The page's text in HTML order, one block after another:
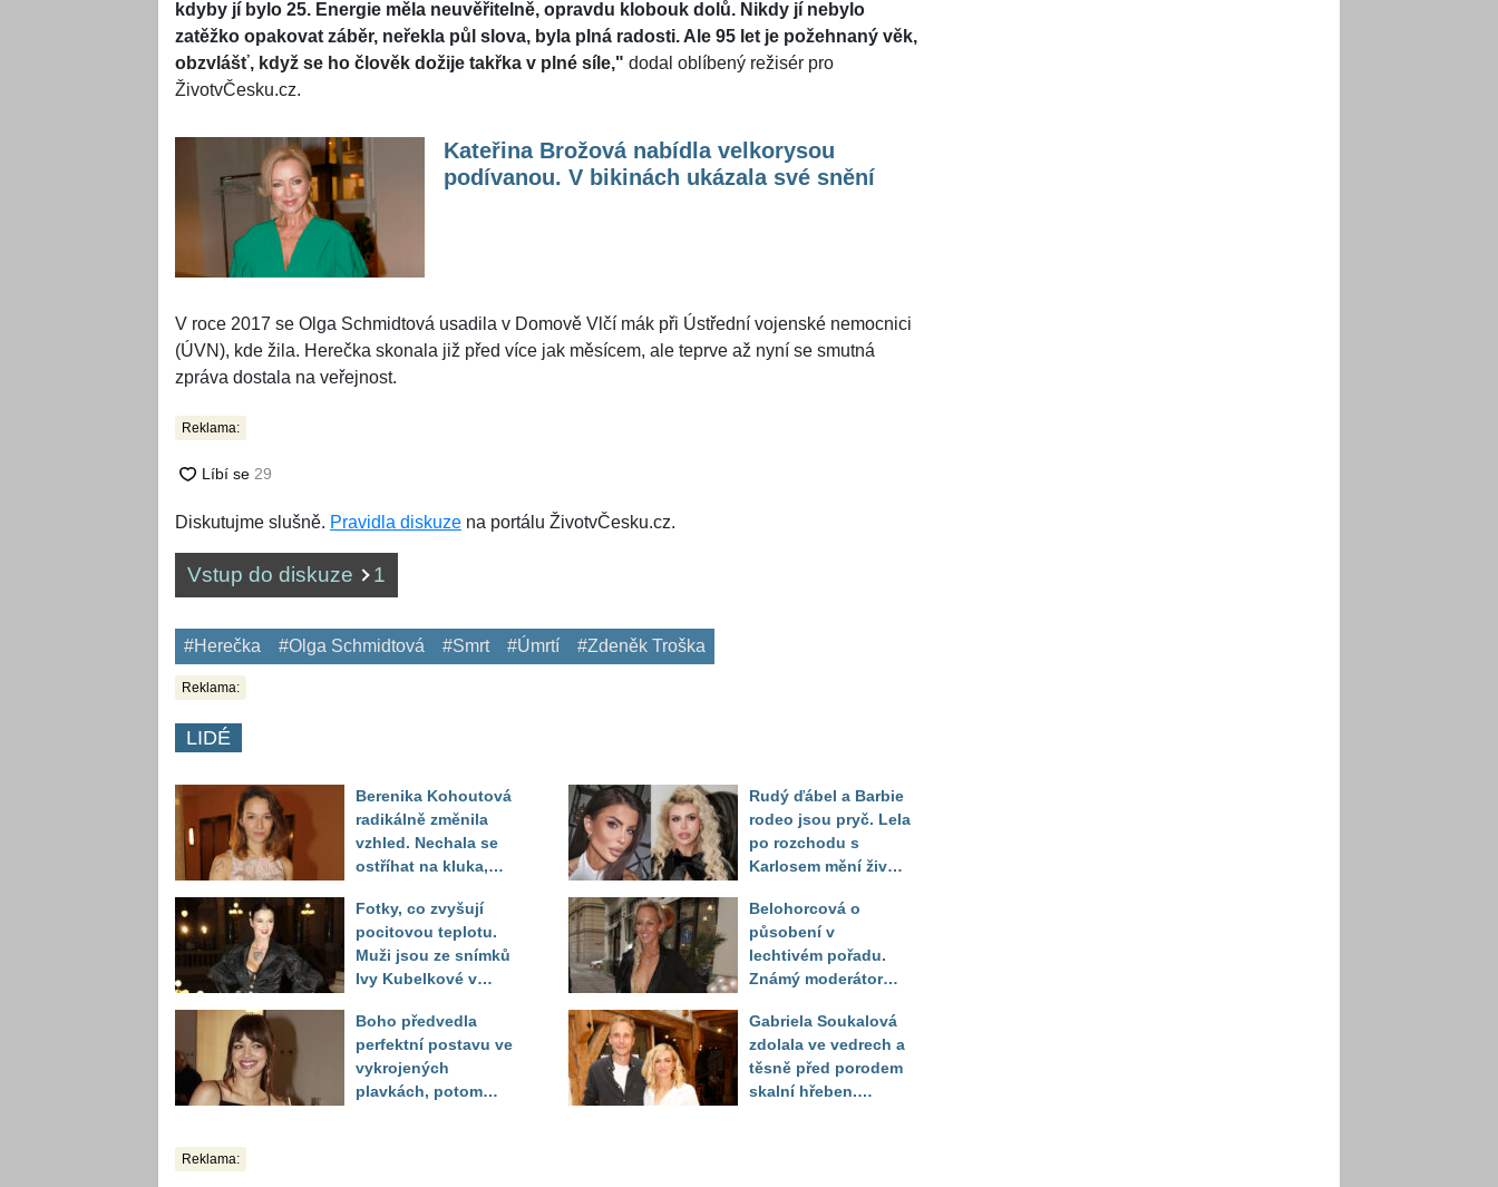
kdyby jí bylo 25. Energie měla neuvěřitelně, opravdu klobouk dolů. Nikdy jí nebylo
zatěžko opakovat záběr, neřekla půl slova, byla plná radosti. Ale 95 let je požehnaný věk,
obzvlášť, když se ho člověk dožije takřka v plné síle," dodal oblíbený režisér pro
ŽivotvČesku.cz.
Kateřina Brožová nabídla velkorysou
podívanou. V bikinách ukázala své snění
V roce 2017 se Olga Schmidtová usadila v Domově Vlčí mák při Ústřední vojenské nemocnici
(ÚVN), kde žila. Herečka skonala již před více jak měsícem, ale teprve až nyní se smutná
zpráva dostala na veřejnost.
Reklama:
Diskutujme slušně. Pravidla diskuze na portálu ŽivotvČesku.cz.
Vstup do diskuze 1
#Herečka #Olga Schmidtová #Smrt #Úmrtí #Zdeněk Troška
Reklama:
LIDÉ
Berenika Kohoutová
radikálně změnila
vzhled. Nechala se
ostříhat na kluka,
překvapily
Fotky, co zvyšují
pocitovou teplotu.
Muži jsou ze snímků
Ivy Kubelkové v
Boho předvedla
perfektní postavu ve
vykrojených
plavkách, potom
Rudý ďábel a Barbie
rodeo jsou pryč. Lela
po rozchodu s
Karlosem mění život i
Sandeva
Belohorcová o
působení v
lechtivém pořadu.
Známý moderátor
sledoval pod dekou
Gabriela Soukalová
zdolala ve vedrech a
těsně před porodem
skalní hřeben.
Reklama: